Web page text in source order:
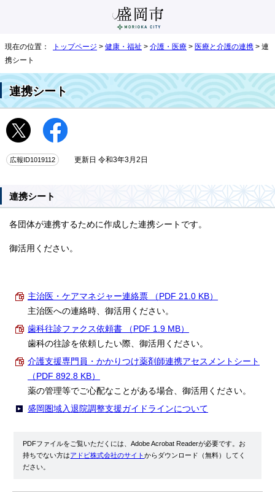
現在の位置： トップページ > 健康・福祉 > 介護・医療 > 医療と介護の連携 > 連
携シート
連携シート
広報ID1019112 更新日 令和3年3月2日
連携シート
各団体が連携するために作成した連携シートです。
御活用ください。
主治医・ケアマネジャー連絡票 （PDF 21.0 KB）
主治医への連絡時、御活用ください。
歯科往診ファクス依頼書 （PDF 1.9 MB）
歯科の往診を依頼したい際、御活用ください。
介護支援専門員・かかりつけ薬剤師連携アセスメントシート
（PDF 892.8 KB）
薬の管理等でご心配なことがある場合、御活用ください。
盛岡圏域入退院調整支援ガイドラインについて
PDFファイルをご覧いただくには、Adobe Acrobat Readerが必要です。お
持ちでない方はアドビ株式会社のサイトからダウンロード（無料）してく
ださい。